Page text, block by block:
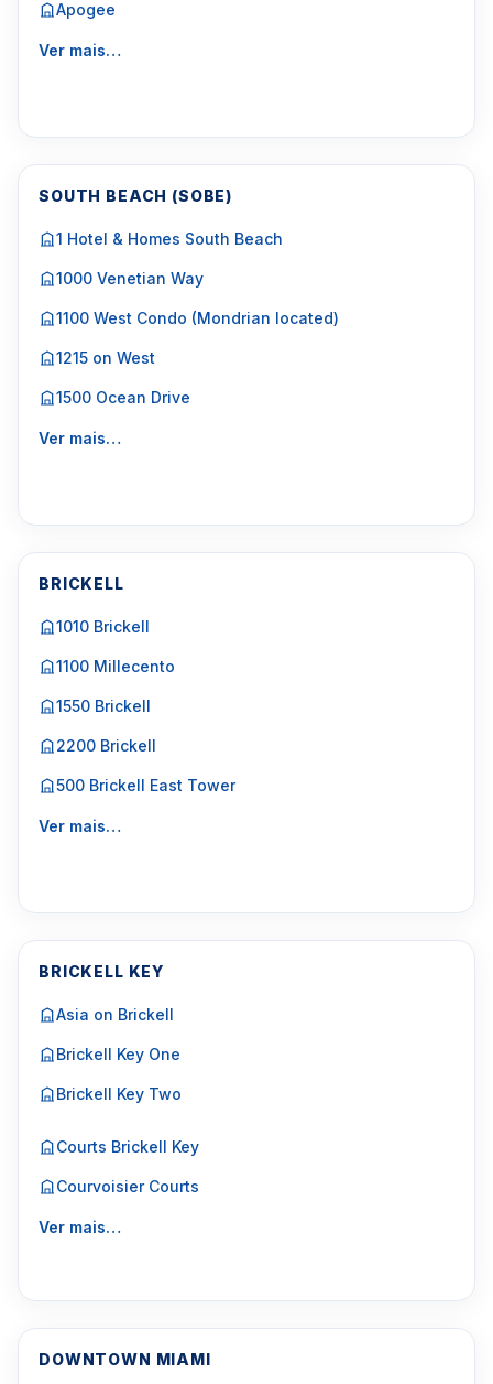
Apogee
Ver mais…
SOUTH BEACH (SOBE)
1 Hotel & Homes South Beach
1000 Venetian Way
1100 West Condo (Mondrian located)
1215 on West
1500 Ocean Drive
Ver mais…
BRICKELL
1010 Brickell
1100 Millecento
1550 Brickell
2200 Brickell
500 Brickell East Tower
Ver mais…
BRICKELL KEY
Asia on Brickell
Brickell Key One
Brickell Key Two
Courts Brickell Key
Courvoisier Courts
Ver mais…
DOWNTOWN MIAMI